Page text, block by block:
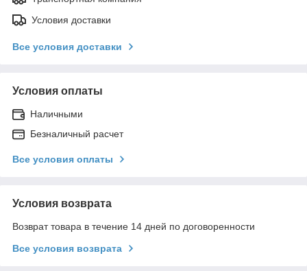
Условия доставки
Все условия доставки
Условия оплаты
Наличными
Безналичный расчет
Все условия оплаты
Условия возврата
Возврат товара в течение 14 дней по договоренности
Все условия возврата